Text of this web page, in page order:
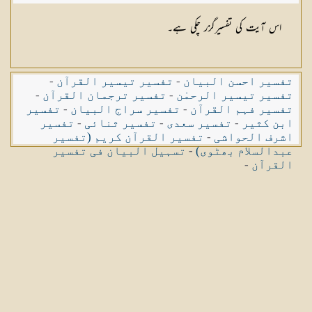
اس آیت کی تفسیرگزر چکی ہے۔
تفسیر احسن البیان - تفسیر تیسیر القرآن -
تفسیر تیسیر الرحمٰن - تفسیر ترجمان القرآن -
تفسیر فہم القرآن - تفسیر سراج البیان - تفسیر
ابن کثیر - تفسیر سعدی - تفسیر ثنائی - تفسیر
اشرف الحواشی - تفسیر القرآن کریم (تفسیر
عبدالسلام بھٹوی)-تسہیل البیان فی تفسیر
القرآن -